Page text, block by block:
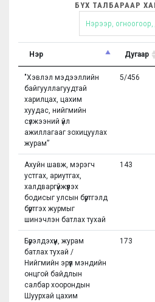
БҮХ ТАЛБАРААР
Нэр Дугаар
"Хэвлэл мэдээллийн
байгууллагуудтай
харилцах, цахим
хуудас, нийгмийн
сүлжээний үйл
ажиллагааг зохицуулах
журам”
5/456
Ахуйн шавж, мэрэгч
устгах, ариутгах,
халдваргүйжүүлэх
бодисыг улсын бүртгэлд
бүртгэх журмыг
шинэчлэн батлах тухай
143
Бүрэлдэхүүн, журам
батлах тухай /
Нийгмийн эрүүл мэндийн
онцгой байдлын
салбар хоорондын
Шуурхай цахим
173